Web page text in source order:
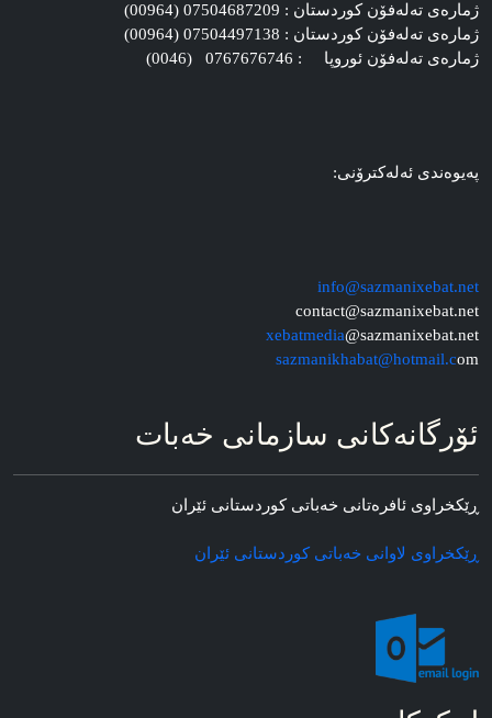
ژماره‌ی ته‌له‌فۆن کوردستان : 07504687209 (00964)
ژماره‌ی ته‌له‌فۆن کوردستان : 07504497138 (00964)
ژماره‌ی ته‌له‌فۆن ئوروپا : 0767676746 (0046)
په‌یوه‌ندی ئه‌له‌کترۆنی:
info@sazmanixebat.net
contact@sazmanixebat.net
xebatmedia@sazmanixebat.net
sazmanikhabat@hotmail.com
ئۆرگانه‌کانی سازمانی خه‌بات
ڕێکخراوی ئافره‌تانی خه‌باتی کوردستانی ئێران
ڕێکخراوی لاوانی خه‌باتی کوردستانی ئێران